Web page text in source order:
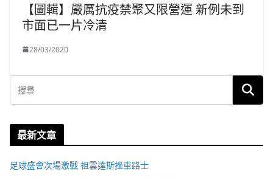
【圖輯】嚴厲抗疫禁聚又限營運 新例未到
市面已一片冷清
28/03/2020
最新文章
足球盛會次場激戰 祖雲達斯挫車路士